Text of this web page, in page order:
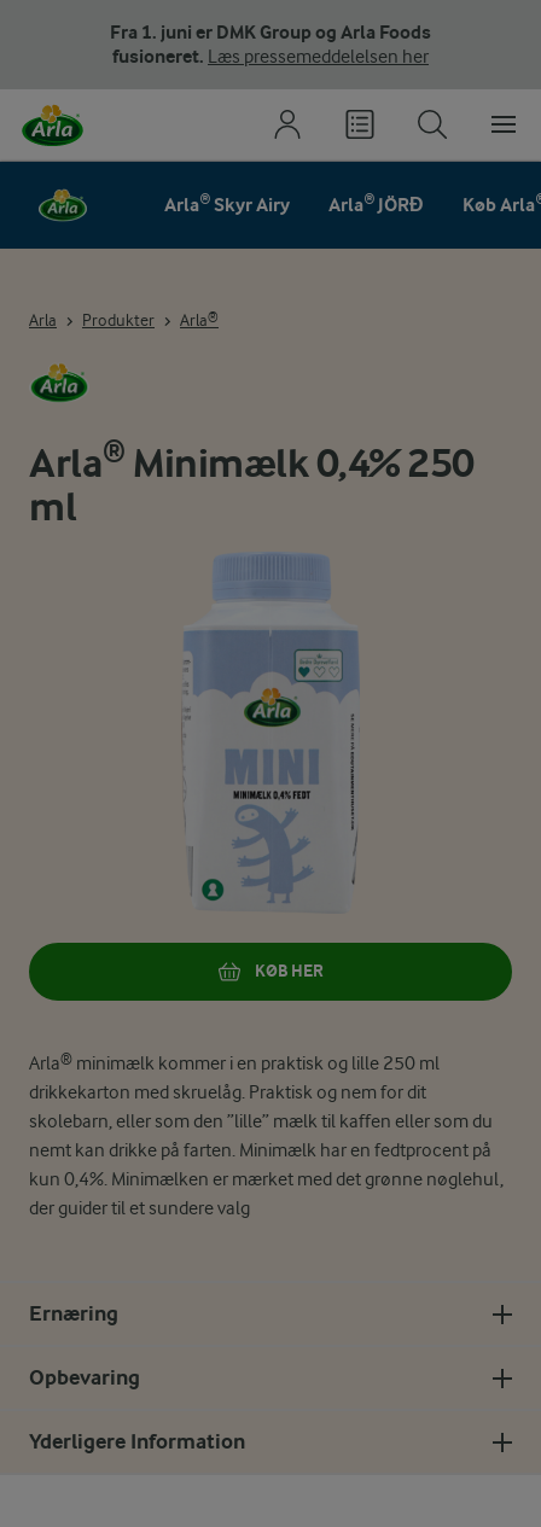
Fra 1. juni er DMK Group og Arla Foods
fusioneret. Læs pressemeddelelsen her
Arla® Skyr Airy Arla® JÖRĐ Køb
Arla Produkter Arla®
Arla® Minimælk 0,4% 250
ml
KØB HER
Arla® minimælk kommer i en praktisk og lille 250 ml
drikkekarton med skruelåg. Praktisk og nem for dit
skolebarn, eller som den ”lille” mælk til kaffen eller som du
nemt kan drikke på farten. Minimælk har en fedtprocent på
kun 0,4%. Minimælken er mærket med det grønne nøglehul,
der guider til et sundere valg
Ernæring
Opbevaring
Yderligere Information